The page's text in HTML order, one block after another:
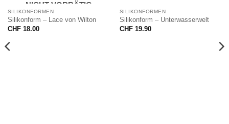
NICHT VORRÄTIG
SILIKONFORMEN
Silikonform – Lace von Wilton
CHF18.00
SILIKONFORMEN
Silikonform – Unterwasserwelt
CHF19.90